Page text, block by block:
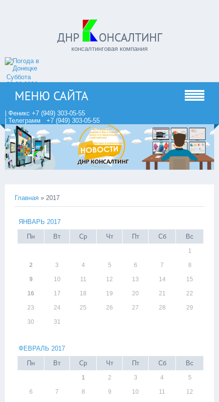
ДНР ОНСАЛТИНГ
консалтинговая компания
Суббота
08.08.2026
МЕНЮ САЙТА
| Феникс +7 (949) 303-05-55
| Телеграмм +7 (949) 303-05-55
Главная » 2017
ЯНВАРЬ 2017
Пн
Вт Ср Чт Пт Сб Вс
1
2 3 4 5 6 7 8
9 10 11 12 13 14 15
16 17 18 19 20 21 22
23 24 25 26 27 28 29
30 31
ФЕВРАЛЬ 2017
Пн
Вт Ср Чт Пт Сб Вс
1 2 3 4 5
6 7 8 9 10 11 12